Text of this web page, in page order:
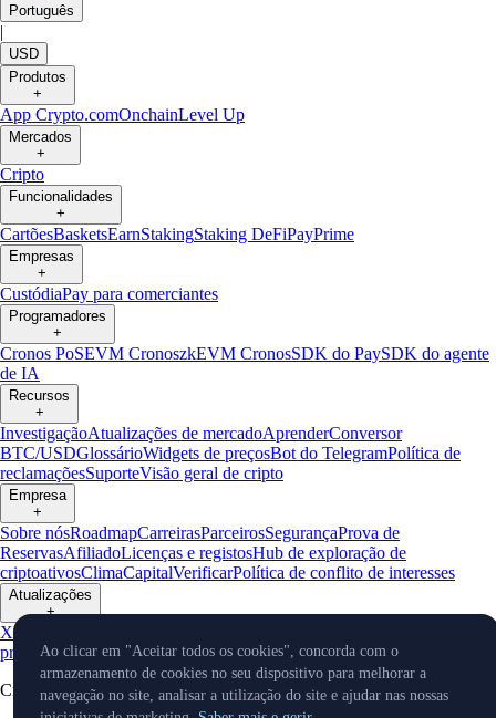
Português
|
USD
Produtos
+
App Crypto.comOnchainLevel Up
Mercados
+
Cripto
Funcionalidades
+
CartõesBasketsEarnStakingStaking DeFiPayPrime
Empresas
+
CustódiaPay para comerciantes
Programadores
+
Cronos PoSEVM CronoszkEVM CronosSDK do PaySDK do agente
de IA
Recursos
+
InvestigaçãoAtualizações de mercadoAprenderConversor
BTC/USDGlossárioWidgets de preçosBot do TelegramPolítica de
reclamaçõesSuporteVisão geral de cripto
Empresa
+
Sobre nósRoadmapCarreirasParceirosSegurançaProva de
ReservasAfiliadoLicenças e registosHub de exploração de
criptoativosClimaCapitalVerificarPolítica de conflito de interesses
Atualizações
+
XNovidades de
produtos EventosRedditDiscord InstagramFacebook LinkedIn
Cryptocurrency in Every Wallet™
Ao clicar em "Aceitar todos os cookies", concorda com o
armazenamento de cookies no seu dispositivo para melhorar a
navegação no site, analisar a utilização do site e ajudar nas nossas